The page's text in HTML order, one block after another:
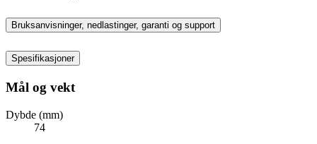
Bruksanvisninger, nedlastinger, garanti og support
Spesifikasjoner
Mål og vekt
Dybde (mm)
74